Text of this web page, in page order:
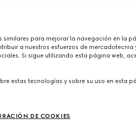
similares para mejorar la navegación en la
a nuestros esfuerzos de
Si sigue utilizando esta página web,
estas tecnologías y sobre su uso en esta
DE COOKIES